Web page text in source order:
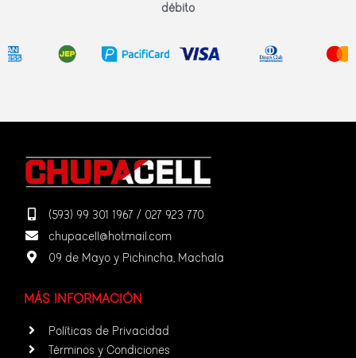
débito
(593) 99 301 1967 / 027 923 770
chupacell@hotmail.com
09 de Mayo y Pichincha, Machala
MÁS INFORMACIÓN
Políticas de Privacidad
Términos y Condiciones